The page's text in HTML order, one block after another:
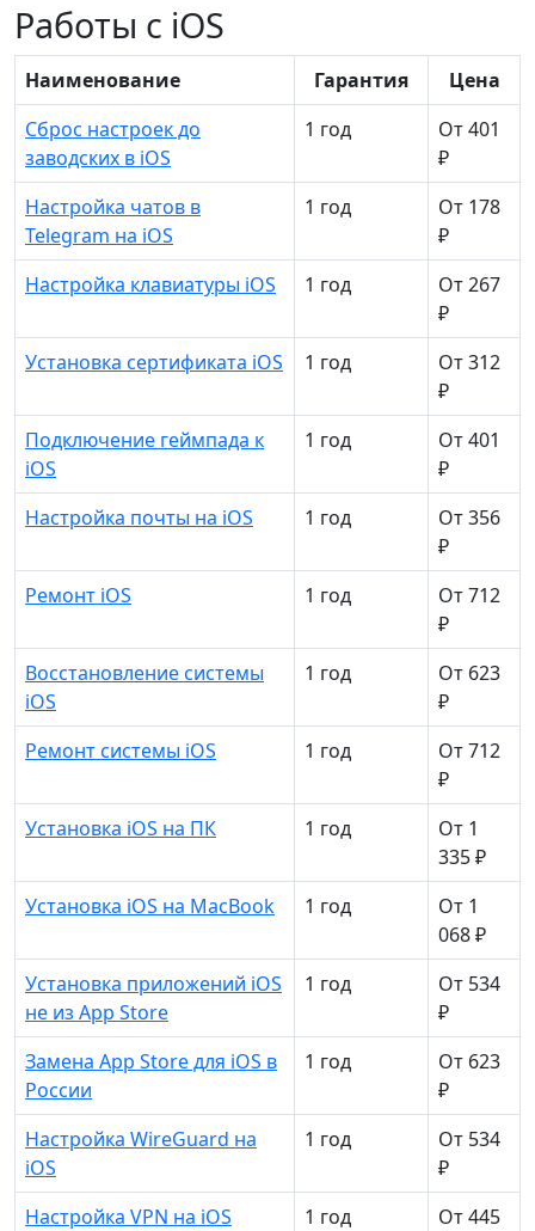
Работы с iOS
Наименование Гарантия
Цена
Сброс настроек до
заводских в iOS
1 год
От 401
₽
Настройка чатов в
Telegram на iOS
1 год
От 178
₽
Настройка клавиатуры iOS
1 год
От 267
₽
Установка сертификата iOS
1 год
От 312
₽
Подключение геймпада к
iOS
1 год
От 401
₽
Настройка почты на iOS
1 год
От 356
₽
Ремонт iOS
1 год
От 712
₽
Восстановление системы
iOS
1 год
От 623
₽
Ремонт системы iOS
1 год
От 712
₽
Установка iOS на ПК
1 год
От 1
335 ₽
Установка iOS на MacBook
1 год
От 1
068 ₽
Установка приложений iOS
не из App Store
1 год
От 534
₽
Замена App Store для iOS в
России
1 год
От 623
₽
Настройка WireGuard на
iOS
1 год
От 534
₽
Настройка VPN на iOS
1 год
От 445